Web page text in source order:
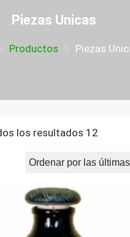
Piezas Unicas
Productos Piezas
los resultados 12